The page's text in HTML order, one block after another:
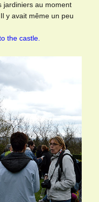
jardiniers au moment
y avait même un peu
the castle.